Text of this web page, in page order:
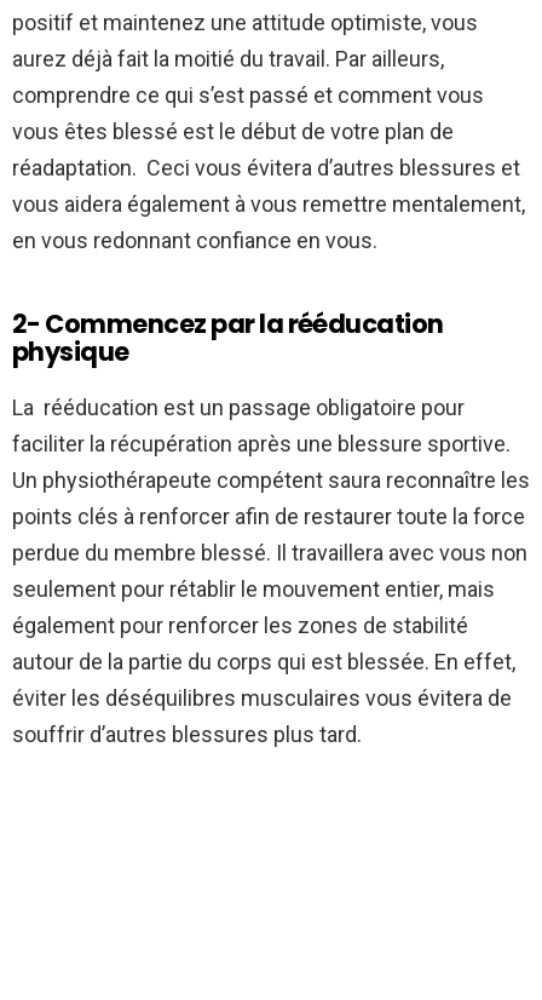
positif et maintenez une attitude optimiste, vous
aurez déjà fait la moitié du travail. Par ailleurs,
comprendre ce qui s’est passé et comment vous
vous êtes blessé est le début de votre plan de
réadaptation. Ceci vous évitera d’autres blessures et
vous aidera également à vous remettre mentalement,
en vous redonnant confiance en vous.
2- Commencez par la rééducation
physique
La rééducation est un passage obligatoire pour
faciliter la récupération après une blessure sportive.
Un physiothérapeute compétent saura reconnaître les
points clés à renforcer afin de restaurer toute la force
perdue du membre blessé. Il travaillera avec vous non
seulement pour rétablir le mouvement entier, mais
également pour renforcer les zones de stabilité
autour de la partie du corps qui est blessée. En effet,
éviter les déséquilibres musculaires vous évitera de
souffrir d’autres blessures plus tard.